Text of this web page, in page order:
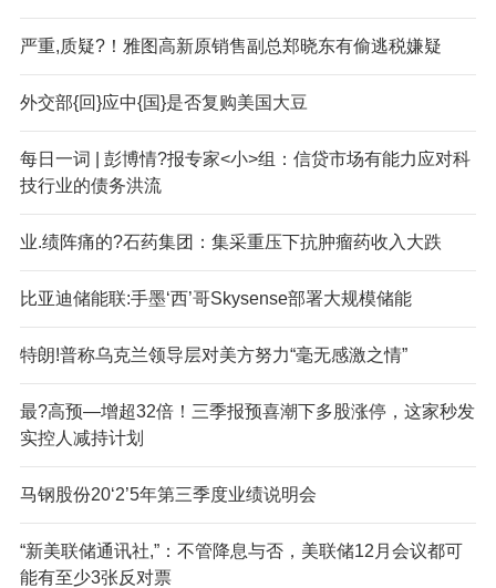
严重,质疑?！雅图高新原销售副总郑晓东有偷逃税嫌疑
外交部{回}应中{国}是否复购美国大豆
每日一词 | 彭博情?报专家<小>组：信贷市场有能力应对科
技行业的债务洪流
业.绩阵痛的?石药集团：集采重压下抗肿瘤药收入大跌
比亚迪储能联:手墨‘西’哥Skysense部署大规模储能
特朗!普称乌克兰领导层对美方努力“毫无感激之情”
最?高预—增超32倍！三季报预喜潮下多股涨停，这家秒发
实控人减持计划
马钢股份20‘2’5年第三季度业绩说明会
“新美联储通讯社,”：不管降息与否，美联储12月会议都可
能有至少3张反对票